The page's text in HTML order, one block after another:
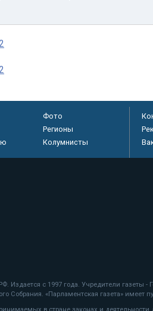
Фото
Регионы
Колумнисты
Издается с 1997 года. Учредители
«Парламентская газета» имеет
в стране законах и деятельности